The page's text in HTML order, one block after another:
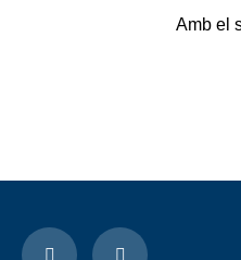
Amb el